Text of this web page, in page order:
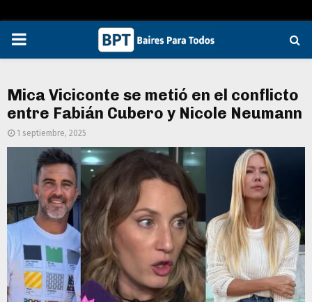
PRIMARY
Mica Viciconte se metió en el conflicto
entre Fabián Cubero y Nicole Neumann
1 septiembre, 2025